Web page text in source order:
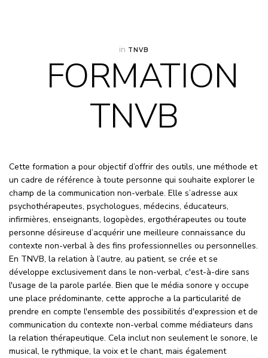
in TNVB
FORMATION
TNVB
Cette formation a pour objectif d’offrir des outils, une méthode et
un cadre de référence à toute personne qui souhaite explorer le
champ de la communication non-verbale. Elle s’adresse aux
psychothérapeutes, psychologues, médecins, éducateurs,
infirmières, enseignants, logopèdes, ergothérapeutes ou toute
personne désireuse d’acquérir une meilleure connaissance du
contexte non-verbal à des fins professionnelles ou personnelles.
En TNVB, la relation à l’autre, au patient, se crée et se
développe exclusivement dans le non-verbal, c'est-à-dire sans
l'usage de la parole parlée. Bien que le média sonore y occupe
une place prédominante, cette approche a la particularité de
prendre en compte l'ensemble des possibilités d'expression et de
communication du contexte non-verbal comme médiateurs dans
la relation thérapeutique. Cela inclut non seulement le sonore, le
musical, le rythmique, la voix et le chant, mais également